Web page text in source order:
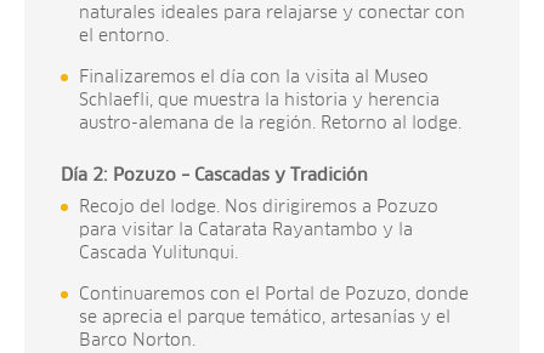
naturales ideales para relajarse y conectar con
el entorno.
Finalizaremos el día con la visita al Museo
Schlaefli, que muestra la historia y herencia
austro-alemana de la región. Retorno al lodge.
Día 2: Pozuzo – Cascadas y Tradición
Recojo del lodge. Nos dirigiremos a Pozuzo
para visitar la Catarata Rayantambo y la
Cascada Yulitunqui.
Continuaremos con el Portal de Pozuzo, donde
se aprecia el parque temático, artesanías y el
Barco Norton.